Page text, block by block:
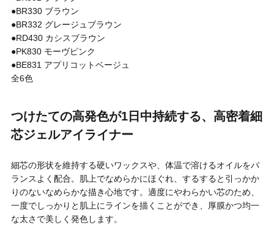
発売日
●BR330 ブラウン
●BR332 グレージュブラウン
●RD430 カシスブラウン
●PK830 モーヴピンク
●BE831 アプリコットベージュ
全6色
つけたての高発色が1日中持続する、高密着細
芯ジェルアイライナー
細芯の形状を維持する硬いワックスや、体温で溶けるオイルをバ
ランスよく配合。肌上でなめらかにほぐれ、するすると引っかか
りのないなめらかな描き心地です。適度にやわらかい芯のため、
一度でしっかりと肌上にラインを描くことができ、厚膜かつ均一
な太さで美しく発色します。